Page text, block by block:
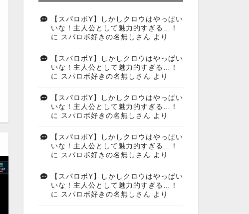
【スパロボY】しかしクロウはやっぱい
いな！主人公として魅力的すぎる…！
に
スパロボ好きの名無しさん より
【スパロボY】しかしクロウはやっぱい
いな！主人公として魅力的すぎる…！
に
スパロボ好きの名無しさん より
【スパロボY】しかしクロウはやっぱい
いな！主人公として魅力的すぎる…！
に
スパロボ好きの名無しさん より
【スパロボY】しかしクロウはやっぱい
いな！主人公として魅力的すぎる…！
に
スパロボ好きの名無しさん より
【スパロボY】しかしクロウはやっぱい
いな！主人公として魅力的すぎる…！
に
スパロボ好きの名無しさん より